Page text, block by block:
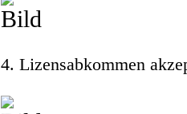
4. Lizensabkommen